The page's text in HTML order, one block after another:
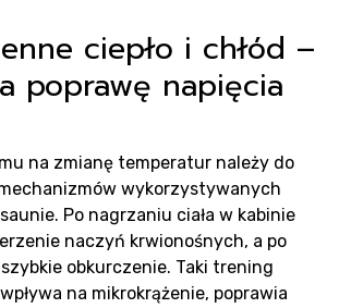
ciepło i chłód –
poprawę napięcia
na zmianę temperatur należy do
wykorzystywanych
Po nagrzaniu ciała w kabinie
naczyń krwionośnych, a po
obkurczenie. Taki trening
na mikrokrążenie, poprawia